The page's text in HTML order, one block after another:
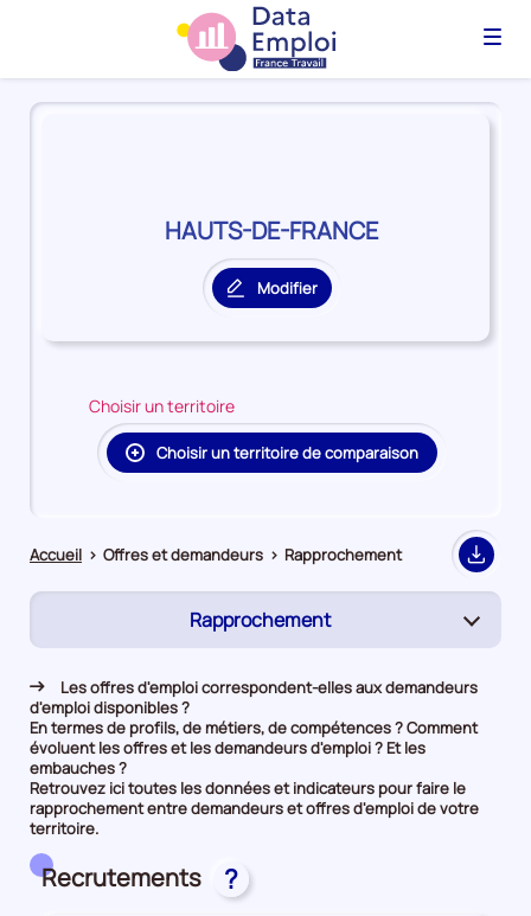
Menu
Panorama
HAUTS-DE-FRANCE
Modifier
le
principal
Choisir un territoire
Choisir un territoire de comparaison
Accueil > Offres et demandeurs > Rapprochement Export
Rapprochement
(page
Demandeurs d'emploi
Offres d’emploi
Les offres d'emploi correspondent-elles aux demandeurs
d'emploi disponibles ?
En termes de profils, de métiers, de compétences ? Comment
évoluent les offres et les demandeurs d'emploi ? Et les
embauches ?
Retrouvez ici toutes les données et indicateurs pour faire le
rapprochement entre demandeurs et offres d'emploi de votre
territoire.
Recrutements ?